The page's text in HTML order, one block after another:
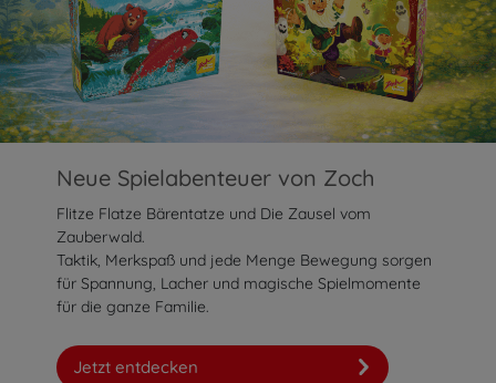
Neue Spielabenteuer von Zoch
Flitze Flatze Bärentatze und Die Zausel vom
Zauberwald.
Taktik, Merkspaß und jede Menge Bewegung sorgen
für Spannung, Lacher und magische Spielmomente
für die ganze Familie.
Jetzt entdecken